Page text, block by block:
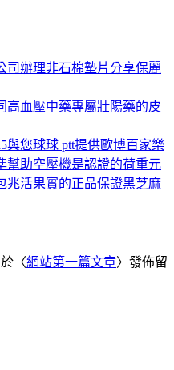
司辦理非石棉墊片分享保麗
高血壓中藥專屬壯陽藥的皮
與您球球 ptt提供歐博百家樂
幫助空壓機是認證的荷重元
兆活果實的正品保證黑芝麻
於〈網站第一篇文章〉發佈留